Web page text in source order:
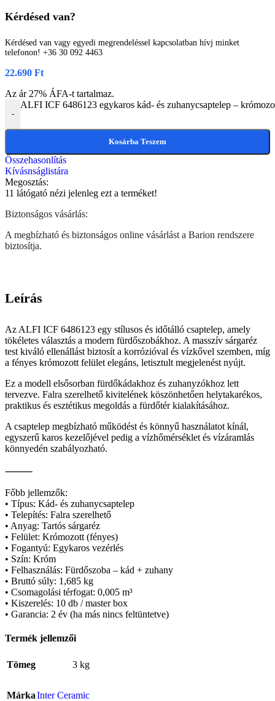
Kérdésed van?
Kérdésed van vagy egyedi megrendeléssel kapcsolatban hívj minket
telefonon! +36 30 092 4463
22.690 Ft
Az ár 27% ÁFA-t tartalmaz.
-
ALFI ICF 6486123 egykaros kád- és zuhanycsaptelep –
Kosárba Teszem
Összehasonlítás
Kívásnságlistára
Megosztás:
11 látógató nézi jelenleg ezt a terméket!
Biztonságos vásárlás:
A megbízható és biztonságos online vásárlást a Barion rendszere
biztosítja.
Leírás
Az ALFI ICF 6486123 egy stílusos és időtálló csaptelep, amely
tökéletes választás a modern fürdőszobákhoz. A masszív sárgaréz
test kiváló ellenállást biztosít a korrózióval és vízkővel szemben, míg
a fényes krómozott felület elegáns, letisztult megjelenést nyújt.
Ez a modell elsősorban fürdőkádakhoz és zuhanyzókhoz lett
tervezve. Falra szerelhető kivitelének köszönhetően helytakarékos,
praktikus és esztétikus megoldás a fürdőtér kialakításához.
A csaptelep megbízható működést és könnyű használatot kínál,
egyszerű karos kezelőjével pedig a vízhőmérséklet és vízáramlás
könnyedén szabályozható.
⸻
Főbb jellemzők:
• Típus: Kád- és zuhanycsaptelep
• Telepítés: Falra szerelhető
• Anyag: Tartós sárgaréz
• Felület: Krómozott (fényes)
• Fogantyú: Egykaros vezérlés
• Szín: Króm
• Felhasználás: Fürdőszoba – kád + zuhany
• Bruttó súly: 1,685 kg
• Csomagolási térfogat: 0,005 m³
• Kiszerelés: 10 db / master box
• Garancia: 2 év (ha más nincs feltüntetve)
Termék jellemzői
Tömeg 3 kg
MárkaInter Ceramic